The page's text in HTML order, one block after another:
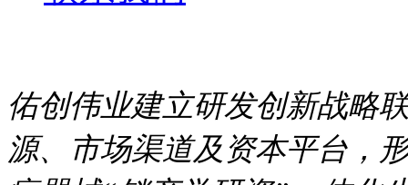
佑创伟业建立研发创新战略
源、市场渠道及资本平台，